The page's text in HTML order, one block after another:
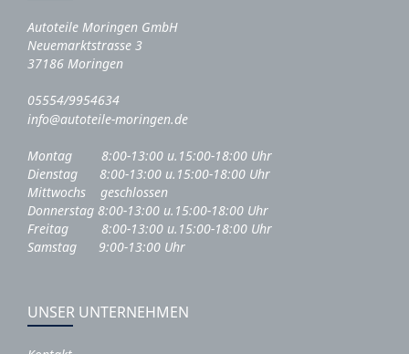
Autoteile Moringen GmbH
Neuemarktstrasse 3
37186 Moringen
05554/9954634
info@autoteile-moringen.de
Montag 8:00-13:00 u.15:00-18:00 Uhr
Dienstag 8:00-13:00 u.15:00-18:00 Uhr
Mittwochs geschlossen
Donnerstag 8:00-13:00 u.15:00-18:00 Uhr
Freitag 8:00-13:00 u.15:00-18:00 Uhr
Samstag 9:00-13:00 Uhr
UNSER UNTERNEHMEN